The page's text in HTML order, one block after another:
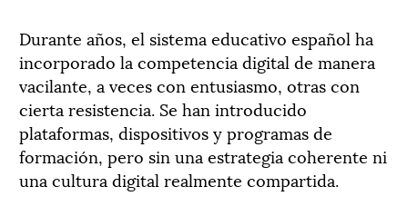
Durante años, el sistema educativo español ha
incorporado la competencia digital de manera
vacilante, a veces con entusiasmo, otras con
cierta resistencia. Se han introducido
plataformas, dispositivos y programas de
formación, pero sin una estrategia coherente ni
una cultura digital realmente compartida.